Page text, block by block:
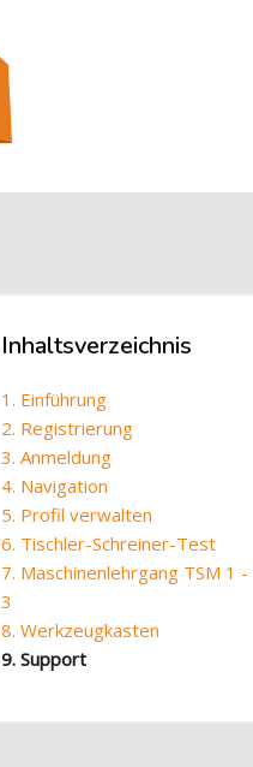
Inhaltsverzeichnis überspringen
Inhaltsverzeichnis
1. Einführung
2. Registrierung
3. Anmeldung
4. Navigation
5. Profil verwalten
6. Tischler-Schreiner-Test
7. Maschinenlehrgang TSM 1 -
3
8. Werkzeugkasten
9. Support